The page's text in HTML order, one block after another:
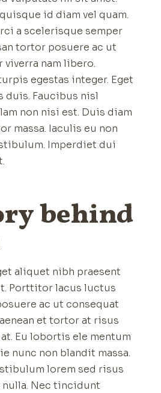
id diam vel quam.
a scelerisque semper
tortor posuere ac ut
viverra nam libero.
egestas integer. Eget
duis. Faucibus nisl
non nisi est. Duis diam
massa. Iaculis eu non
Imperdiet dui
behind
aliquet nibh praesent
Porttitor lacus luctus
ac ut consequat
et tortor at risus
Eu lobortis ele mentum
nunc non blandit massa.
lorem sed risus
Nec tincidunt